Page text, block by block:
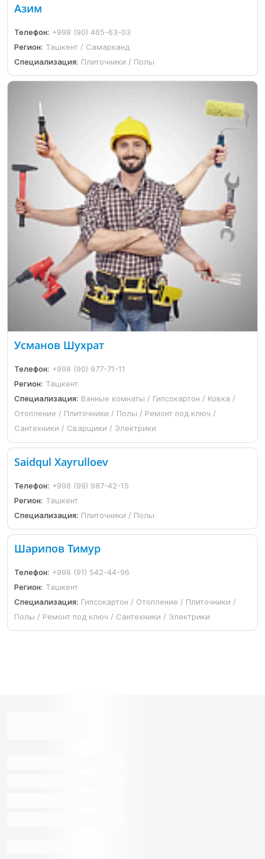
Азим
Телефон: +998 (90) 465-63-03
Регион: Ташкент / Самарканд
Специализация: Плиточники / Полы
Усманов Шухрат
Телефон: +998 (90) 977-71-11
Регион: Ташкент
Специализация: Ванные комнаты / Гипсокартон / Ковка /
Отопление / Плиточники / Полы / Ремонт под ключ /
Сантехники / Сварщики / Электрики
Saidqul Xayrulloev
Телефон: +998 (99) 987-42-15
Регион: Ташкент
Специализация: Плиточники / Полы
Шарипов Тимур
Телефон: +998 (91) 542-44-96
Регион: Ташкент
Специализация: Гипсокартон / Отопление / Плиточники /
Полы / Ремонт под ключ / Сантехники / Электрики